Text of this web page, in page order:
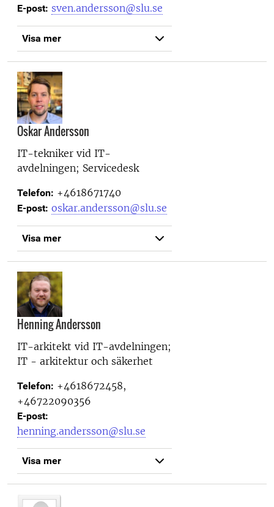
E-post: sven.andersson@slu.se
Visa mer
Oskar Andersson
IT-tekniker vid IT-
avdelningen; Servicedesk
Telefon: +4618671740
E-post: oskar.andersson@slu.se
Visa mer
Henning Andersson
IT-arkitekt vid IT-avdelningen;
IT - arkitektur och säkerhet
Telefon: +4618672458,
+46722090356
E-post:
henning.andersson@slu.se
Visa mer